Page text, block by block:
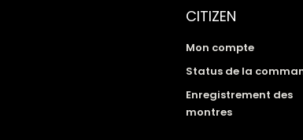
CITIZEN
Mon compte
Status de la
Enregistrement des
montres